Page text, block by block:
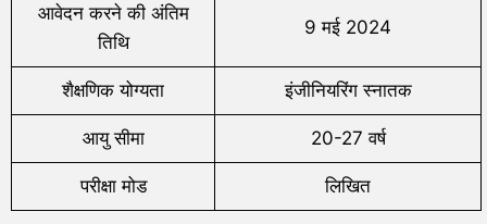
आवेदन करने की अंतिम
तिथि
9 मई 2024
शैक्षणिक योग्यता इंजीनियरिंग स्नातक
आयु सीमा 20-27 वर्ष
परीक्षा मोड लिखित